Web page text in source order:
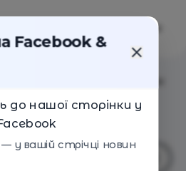
Facebook &
до нашої сторінки у
у вашій стрічці новин